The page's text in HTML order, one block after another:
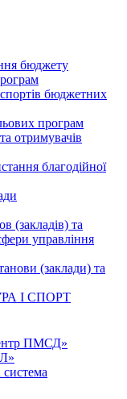
бюджету
бюджетних
програм
отримувачів
благодійної
(закладів) та
управління
(заклади) та
І СПОРТ
ПМСД»
система